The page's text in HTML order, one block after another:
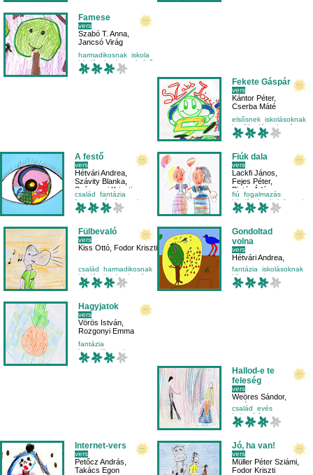
Famese
vers
Szabó T. Anna
Jancsó Virág
harmadikosnak iskola
iskolásoknak nyelvtörő
Fekete Gáspár
vers
Kántor Péter,
Cserba Máté
elsősnek iskolásoknak
lustálkodás
olvasás
A festő
vers
Hétvári Andrea
Szávity Blanka
Szárnyasi Krisztina
család
fantázia
fogalmazás
hangulat
Fiúk dala
vers
Lackfi János
Fejes Péter,
Pintér Ádám
fiú
fogalmazás
iskolásoknak jellemrajz
Fülbevaló
vers
Kiss Ottó Fodor Kriszti
család
harmadikosnak
iskolásoknak olvasás
Gondoltad
volna
vers
Hétvári Andrea
Perez Garcia Laura ,
Szekeres Mátyás
fantázia
iskolásoknak
környezetismeret
madár
Hagyjatok
vers
Vörös István
Rozgonyi Emma
fantázia
harmadikosnak
helyesírás
Hallod-e te
feleség
vers
Weöres Sándor,
Halász Dani
Kuslits Kata
család
evés
helyesírás
iskolásoknak
Internet-vers
vers
Petőcz András
Takács Egon
Jó, ha van!
vers
Müller Péter Sziámi
Fodor Kriszti